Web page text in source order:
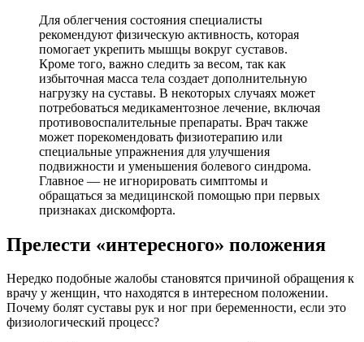
Для облегчения состояния специалисты
рекомендуют физическую активность, которая
помогает укрепить мышцы вокруг суставов.
Кроме того, важно следить за весом, так как
избыточная масса тела создает дополнительную
нагрузку на суставы. В некоторых случаях может
потребоваться медикаментозное лечение, включая
противовоспалительные препараты. Врач также
может порекомендовать физиотерапию или
специальные упражнения для улучшения
подвижности и уменьшения болевого синдрома.
Главное — не игнорировать симптомы и
обращаться за медицинской помощью при первых
признаках дискомфорта.
Прелести «интересного» положения
Нередко подобные жалобы становятся причиной обращения к
врачу у женщин, что находятся в интересном положении.
Почему болят суставы рук и ног при беременности, если это
физиологический процесс?